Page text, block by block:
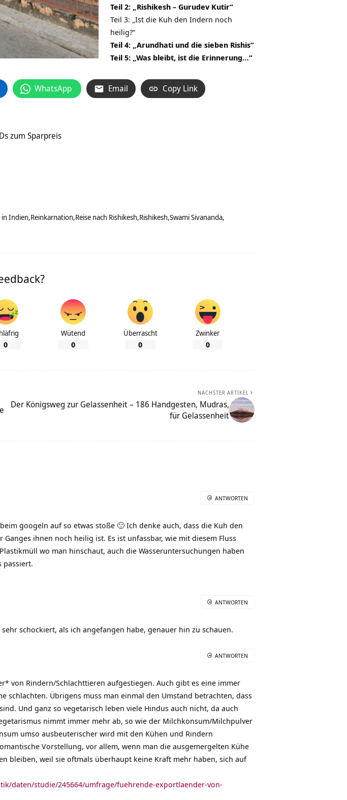
Teil 2: „Rishikesh – Gurudev Kutir“
Teil 3: „Ist die Kuh den Indern noch
heilig?“
Teil 4: „Arundhati und die sieben Rishis“
Teil 5: „Was bleibt, ist die Erinnerung…“
WhatsApp Email Copy Link
zum Sparpreis
in Indien Reinkarnation Reise nach Rishikesh Rishikesh Swami Sivananda
0
Wütend
0
Überrascht
0
Zwinker
0
NÄCHSTER ARTIKEL
Der Königsweg zur Gelassenheit – 186 Handgesten, Mudras,
für Gelassenheit
googeln auf so etwas stoße 🙂 Ich denke auch, dass die Kuh den
ihnen noch heilig ist. Es ist unfassbar, wie mit diesem Fluss
wo man hinschaut, auch die Wasseruntersuchungen haben
passiert.
ANTWORTEN
schockiert, als ich angefangen habe, genauer hin zu schauen.
ANTWORTEN
von Rindern/Schlachttieren aufgestiegen. Auch gibt es eine immer
schlachten. Übrigens muss man einmal den Umstand betrachten, dass
Und ganz so vegetarisch leben viele Hindus auch nicht, da auch
nimmt immer mehr ab, so wie der Milchkonsum/Milchpulver
umso ausbeuterischer wird mit den Kühen und Rindern
Vorstellung, vor allem, wenn man die ausgemergelten Kühe
bleiben, weil sie oftmals überhaupt keine Kraft mehr haben, sich auf
daten/studie/245664/umfrage/fuehrende-exportlaender-von-
ANTWORTEN